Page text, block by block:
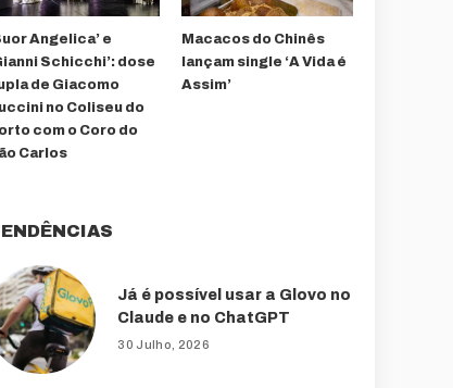
Angelica’ e
Schicchi’: dose
de Giacomo
no Coliseu do
com o Coro do
Carlos
Macacos do Chinês
lançam single ‘A Vida é
Assim’
Já é possível usar a Glovo no
Claude e no ChatGPT
30 Julho, 2026